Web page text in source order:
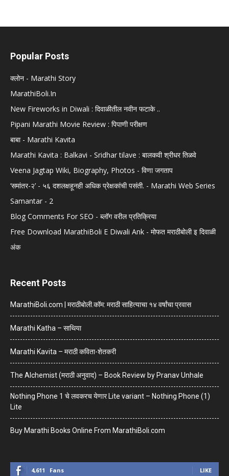
Popular Posts
क्लोन - Marathi Story
MarathiBoli.In
New Fireworks in Diwali : दिवाळीतील नवीन फटाके ..
Pipani Marathi Movie Review : पिपाणी परीक्षण
बाबा - Marathi Kavita
Marathi Kavita : Balkavi - Sridhar tilave : बालकवी श्रीधर तिळवे
Veena Jagtap Wiki, Biography, Photos - विणा जगताप
‘समांतर-२’ - ५६ दशलक्षहूनही अधिक प्रेक्षकांची पसंती. - Marathi Web Series
Samantar - 2
Blog Comments For SEO - ब्लॉग वरील प्रतिक्रिया
Free Download MarathiBoli E Diwali Ank - मोफत मराठीबोली इ दिवाळी
अंक
Recent Posts
MarathiBoli.com | मराठीबोली.कॉम: मराठी साहित्याचा १४ वर्षांचा प्रवास
Marathi Katha – साथिया
Marathi Kavita – मराठी कविता-शेतकरी
The Alchemist (मराठी अनुवाद) – Book Review by Pranav Unhale
Nothing Phone 1 चे लवकरच येणार Lite variant – Nothing Phone (1)
Lite
Buy Marathi Books Online From MarathiBoli.com
4,611 Fans LIKE